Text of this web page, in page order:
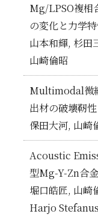
Mg/LPSO複相
の変化と力学
山本和輝, 杉田
山崎倫昭
Multimodal微
出材の破壊靭性
保田大河, 山崎
Acoustic
型Mg-Y-Zn合
堀口皓匠, 山崎
Harjo
アクセス
お問い合わせ
関連リンク